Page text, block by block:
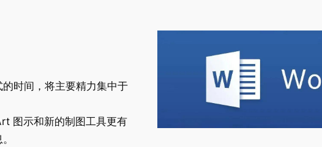
时间，将主要精力集中于
图示和新的制图工具更有